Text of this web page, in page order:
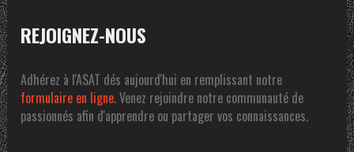
REJOIGNEZ-NOUS
Adhérez à l'ASAT dés aujourd'hui en remplissant notre
formulaire en ligne. Venez rejoindre notre communauté de
passionnés afin d'apprendre ou partager vos connaissances.